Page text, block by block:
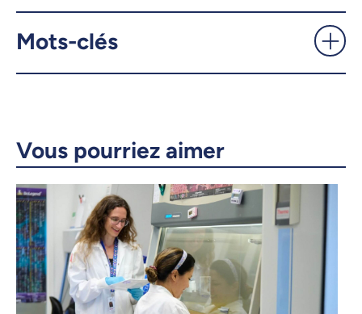
Mots-clés
Vous pourriez aimer